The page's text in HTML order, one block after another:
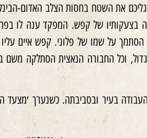
את השטח בחסות הצלב האדום-
בצעקותיו של קפש. המפקד ענה לו
וכל החבורה הנאצית הסתלקה משם
בעיר ובסביבתה. כשנערך ׳מצעד